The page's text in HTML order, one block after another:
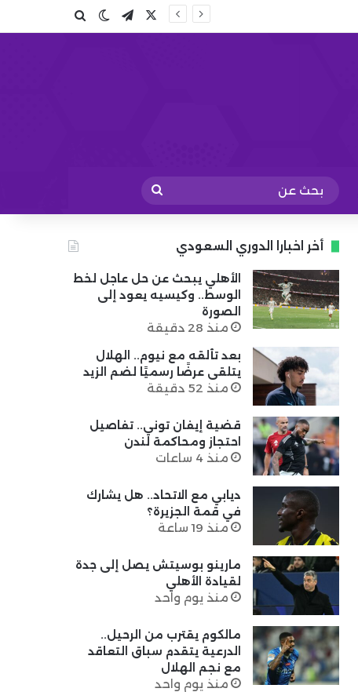
تيلقرامالوضع المظلم
بحث عن
بحث
عن
أخر اخبارا الدوري السعودي
الأهلي يبحث عن حل عاجل لخط
الوسط.. وكيسيه يعود إلى
الصورة
منذ 28 دقيقة
بعد تألقه مع نيوم.. الهلال
يتلقى عرضًا رسميًا لضم الزيد
منذ 52 دقيقة
قضية إيفان توني.. تفاصيل
احتجاز ومحاكمة لندن
منذ 4 ساعات
ديابي مع الاتحاد.. هل يشارك
في قمة الجزيرة؟
منذ 19 ساعة
مارينو بوسيتش يصل إلى جدة
لقيادة الأهلي
منذ يوم واحد
مالكوم يقترب من الرحيل..
الدرعية يتقدم سباق التعاقد
مع نجم الهلال
منذ يوم واحد